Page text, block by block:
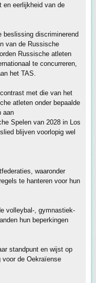
en eerlijkheid van de
beslissing discriminerend
van de Russische
Russische atleten
te concurreren,
het TAS.
met die van het
atleten onder bepaalde
aan
Spelen van 2028 in Los
blijven voorlopig wel
waaronder
te hanteren voor hun
volleybal-, gymnastiek-
hun beperkingen
standpunt en wijst op
voor de Oekraïense